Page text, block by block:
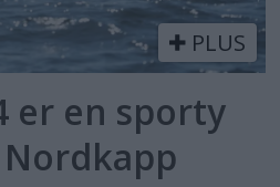
PLUS
er en sporty